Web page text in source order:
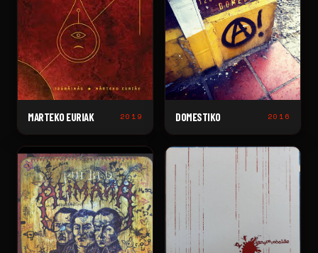
MARTEKO EURIAK 2019 DOMESTIKO 2016